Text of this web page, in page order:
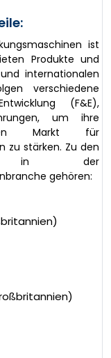
ist
Produkte und
internationalen
verschiedene
(F&E),
um ihre
Markt für
zu stärken. Zu den
in der
gehören: